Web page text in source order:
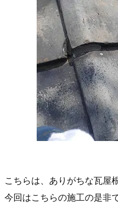
す
時
こちらは、ありがちな瓦屋
今回はこちらの施工の是非